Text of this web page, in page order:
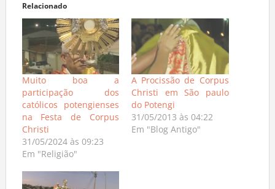
Relacionado
Muito boa a
participação dos
católicos potengienses
na Festa de Corpus
Christi
31/05/2024 às 09:23
Em "Religião"
A Procissão de Corpus
Christi em São paulo
do Potengi
31/05/2013 às 04:22
Em "Blog Antigo"